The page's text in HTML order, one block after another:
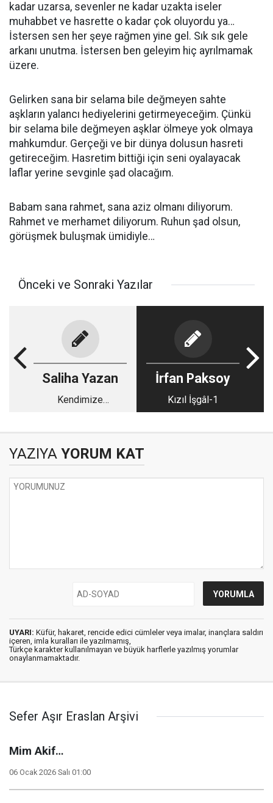
kadar uzarsa, sevenler ne kadar uzakta iseler
muhabbet ve hasrette o kadar çok oluyordu ya…
İstersen sen her şeye rağmen yine gel. Sık sık gele
arkanı unutma. İstersen ben geleyim hiç ayrılmamak
üzere.
Gelirken sana bir selama bile değmeyen sahte
aşkların yalancı hediyelerini getirmeyeceğim. Çünkü
bir selama bile değmeyen aşklar ölmeye yok olmaya
mahkumdur. Gerçeği ve bir dünya dolusun hasreti
getireceğim. Hasretim bittiği için seni oyalayacak
laflar yerine sevginle şad olacağım.
Babam sana rahmet, sana aziz olmanı diliyorum.
Rahmet ve merhamet diliyorum. Ruhun şad olsun,
görüşmek buluşmak ümidiyle…
Önceki ve Sonraki Yazılar
Saliha Yazan
Kendimize
İrfan Paksoy
Kızıl İşgâl-1
YAZIYA YORUM KAT
UYARI: Küfür, hakaret, rencide edici cümleler veya imalar, inançlara saldırı
içeren, imla kuralları ile yazılmamış,
Türkçe karakter kullanılmayan ve büyük harflerle yazılmış yorumlar
onaylanmamaktadır.
Sefer Aşır Eraslan Arşivi
Mim Akif…
06 Ocak 2026 Salı 01:00